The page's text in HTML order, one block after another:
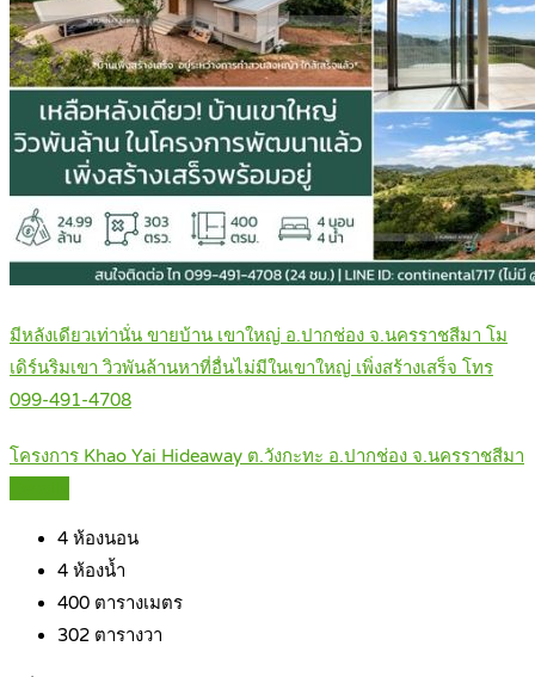
มีหลังเดียวเท่านั่น ขายบ้าน เขาใหญ่ อ.ปากช่อง จ.นครราชสีมา โม
เดิร์นริมเขา วิวพันล้านหาที่อื่นไม่มีในเขาใหญ่ เพิ่งสร้างเสร็จ โทร
099-491-4708
โครงการ Khao Yai Hideaway ต.วังกะทะ อ.ปากช่อง จ.นครราชสีมา
4 ห้องนอน
4 ห้องน้ำ
400 ตารางเมตร
302 ตารางวา